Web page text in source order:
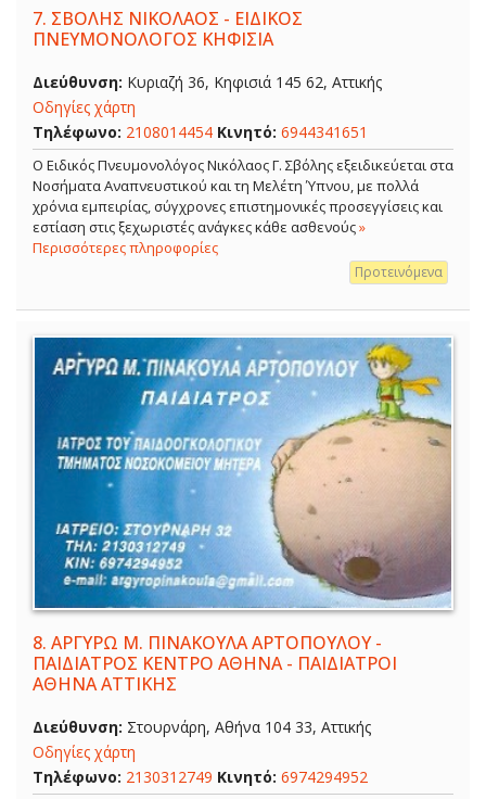
7. ΣΒΟΛΗΣ ΝΙΚΟΛΑΟΣ - ΕΙΔΙΚΟΣ
ΠΝΕΥΜΟΝΟΛΟΓΟΣ ΚΗΦΙΣΙΑ
Διεύθυνση: Κυριαζή 36, Κηφισιά 145 62, Αττικής
Οδηγίες χάρτη
Τηλέφωνο: 2108014454 Κινητό: 6944341651
O Ειδικός Πνευμονολόγος Νικόλαος Γ. Σβόλης εξειδικεύεται στα
Νοσήματα Αναπνευστικού και τη Μελέτη Ύπνου, με πολλά
χρόνια εμπειρίας, σύγχρονες επιστημονικές προσεγγίσεις και
εστίαση στις ξεχωριστές ανάγκες κάθε ασθενούς»
Περισσότερες πληροφορίες
Προτεινόμενα
8. ΑΡΓΥΡΩ Μ. ΠΙΝΑΚΟΥΛΑ ΑΡΤΟΠΟΥΛΟΥ -
ΠΑΙΔΙΑΤΡΟΣ ΚΕΝΤΡΟ ΑΘΗΝΑ - ΠΑΙΔΙΑΤΡΟΙ
ΑΘΗΝΑ ΑΤΤΙΚΗΣ
Διεύθυνση: Στουρνάρη, Αθήνα 104 33, Αττικής
Οδηγίες χάρτη
Τηλέφωνο: 2130312749 Κινητό: 6974294952